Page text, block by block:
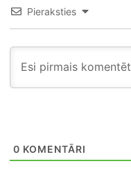
Pieraksties
0 KOMENTĀRI